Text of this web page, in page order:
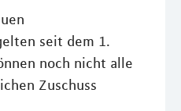
seit dem 1.
noch nicht alle
Zuschuss